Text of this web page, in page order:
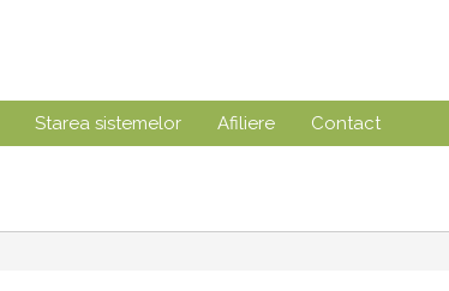
Starea sistemelor Afiliere Contact